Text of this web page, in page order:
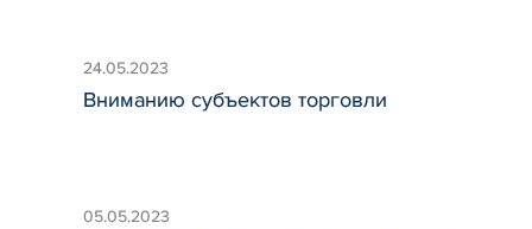
24.05.2023
Вниманию субъектов торговли
05.05.2023